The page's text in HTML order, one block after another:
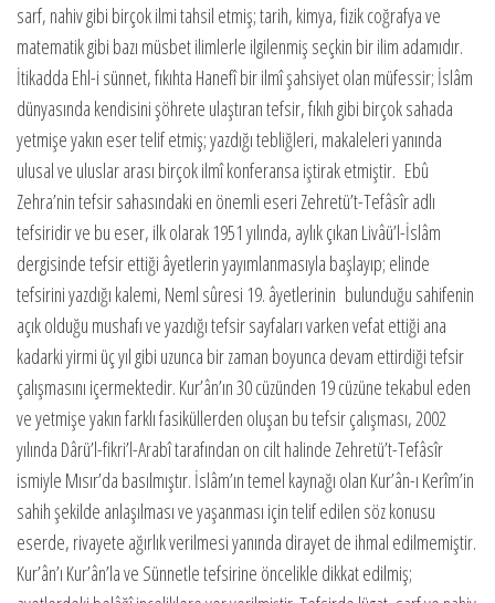
sarf, nahiv gibi birçok ilmi tahsil etmiş; tarih, kimya, fizik coğrafya ve
matematik gibi bazı müsbet ilimlerle ilgilenmiş seçkin bir ilim adamıdır.
İtikadda Ehl-i sünnet, fıkıhta Hanefî bir ilmî şahsiyet olan müfessir; İslâm
dünyasında kendisini şöhrete ulaştıran tefsir, fıkıh gibi birçok sahada
yetmişe yakın eser telif etmiş; yazdığı tebliğleri, makaleleri yanında
ulusal ve uluslar arası birçok ilmî konferansa iştirak etmiştir. Ebû
Zehra’nin tefsir sahasındaki en önemli eseri Zehretü’t-Tefâsîr adlı
tefsiridir ve bu eser, ilk olarak 1951 yılında, aylık çıkan Livâü’l-İslâm
dergisinde tefsir ettiği âyetlerin yayımlanmasıyla başlayıp; elinde
tefsirini yazdığı kalemi, Neml sûresi 19. âyetlerinin bulunduğu sahifenin
açık olduğu mushafı ve yazdığı tefsir sayfaları varken vefat ettiği ana
kadarki yirmi üç yıl gibi uzunca bir zaman boyunca devam ettirdiği tefsir
çalışmasını içermektedir. Kur’ân’ın 30 cüzünden 19 cüzüne tekabul eden
ve yetmişe yakın farklı fasiküllerden oluşan bu tefsir çalışması, 2002
yılında Dârü’l-fikri’l-Arabî tarafından on cilt halinde Zehretü’t-Tefâsîr
ismiyle Mısır’da basılmıştır. İslâm’ın temel kaynağı olan Kur’ân-ı Kerîm’in
sahih şekilde anlaşılması ve yaşanması için telif edilen söz konusu
eserde, rivayete ağırlık verilmesi yanında dirayet de ihmal edilmemiştir.
Kur’ân’ı Kur’ân’la ve Sünnetle tefsirine öncelikle dikkat edilmiş;